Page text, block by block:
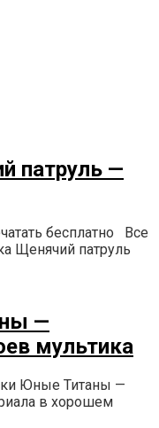
патруль —
бесплатно Все
Щенячий патруль
—
мультика
Юные Титаны —
в хорошем